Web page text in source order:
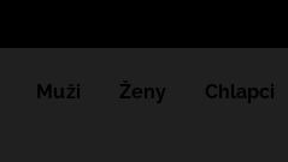
Muži Ženy Chlapci